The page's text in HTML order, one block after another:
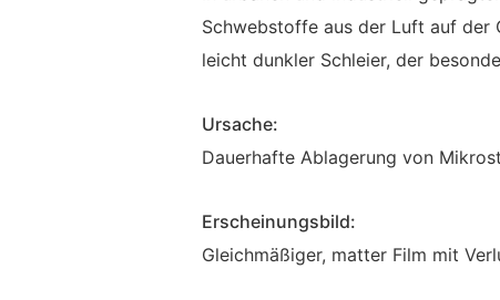
Schwebstoffe aus der Luft auf
leicht dunkler Schleier, der
Ursache:
Dauerhafte Ablagerung von
Erscheinungsbild:
Gleichmäßiger, matter Film mit